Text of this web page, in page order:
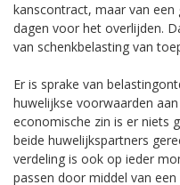
kanscontract, maar van
dagen voor het overlijden.
van schenkbelasting van
Er is sprake van
huwelijkse voorwaarden
economische zin is er niets
beide huwelijkspartners
verdeling is ook op ieder
passen door middel van